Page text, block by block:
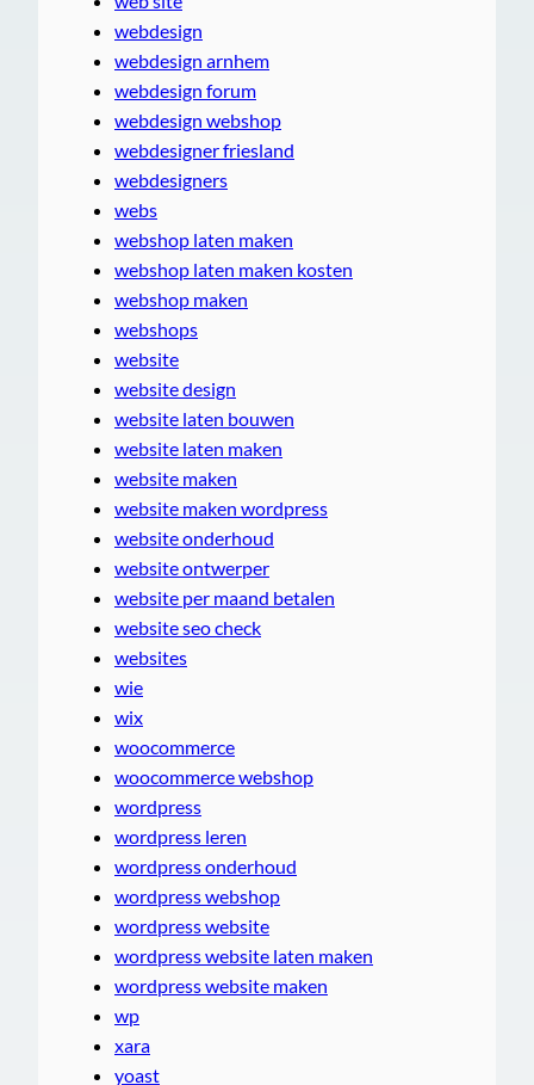
webdesign
webdesign arnhem
webdesign forum
webdesign webshop
webdesigner friesland
webdesigners
webs
webshop laten maken
webshop laten maken kosten
webshop maken
webshops
website
website design
website laten bouwen
website laten maken
website maken
website maken wordpress
website onderhoud
website ontwerper
website per maand betalen
website seo check
websites
wie
wix
woocommerce
woocommerce webshop
wordpress
wordpress leren
wordpress onderhoud
wordpress webshop
wordpress website
wordpress website laten maken
wordpress website maken
wp
xara
yoast